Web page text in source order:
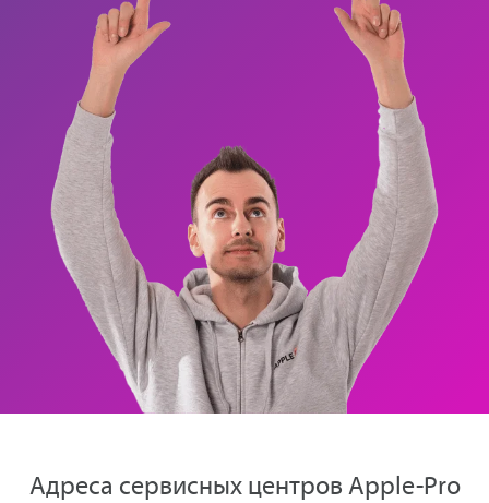
Адреса сервисных центров Apple-Pro